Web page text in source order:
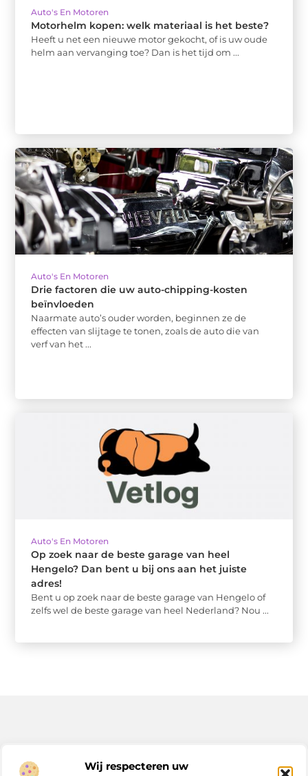
Wij respecteren uw
Auto's En Motoren
Motorhelm kopen: welk materiaal is het beste?
Heeft u net een nieuwe motor gekocht, of is uw oude
helm aan vervanging toe? Dan is het tijd om ...
Auto's En Motoren
Drie factoren die uw auto-chipping-kosten
beïnvloeden
Naarmate auto’s ouder worden, beginnen ze de
effecten van slijtage te tonen, zoals de auto die van
verf van het ...
Auto's En Motoren
Op zoek naar de beste garage van heel
Hengelo? Dan bent u bij ons aan het juiste
adres!
Bent u op zoek naar de beste garage van Hengelo of
zelfs wel de beste garage van heel Nederland? Nou ...